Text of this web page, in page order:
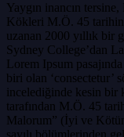
Yaygın inancın
Kökleri M.Ö. 45
uzanan 2000 yıllık bir
Sydney College’dan
Lorem Ipsum
biri olan ‘consectetur’
incelediğinde kesin bir
tarafından M.Ö. 45
Malorum” (İyi ve